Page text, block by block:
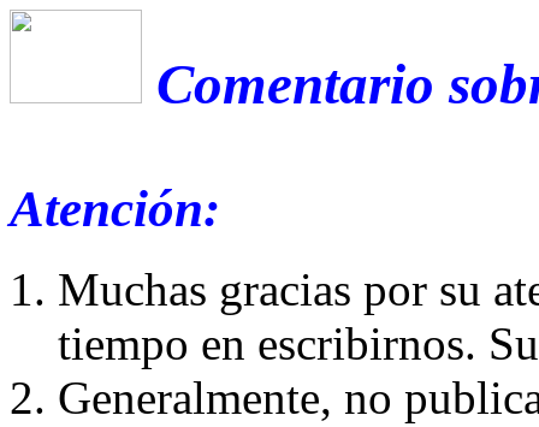
Comentario
Atención:
Muchas gracias por su
tiempo en escribirnos.
Generalmente, no